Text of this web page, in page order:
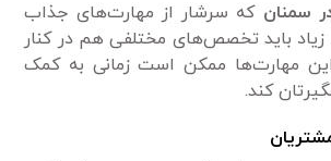
سمنان که سرشار از مهارت‌های جذاب
باید تخصص‌های مختلفی هم در کنار
مهارت‌ها ممکن است زمانی به کمک
کند.